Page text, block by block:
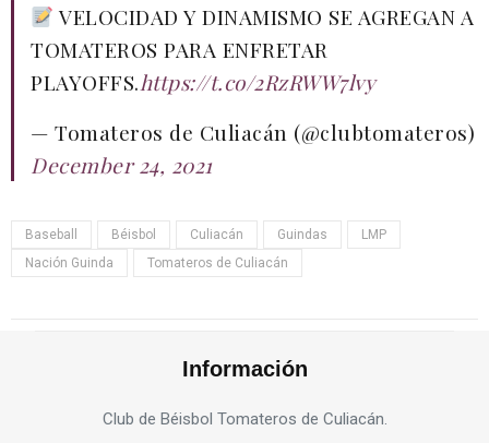
VELOCIDAD Y DINAMISMO SE AGREGAN A
TOMATEROS PARA ENFRETAR
PLAYOFFS.https://t.co/2RzRWW7lvy
— Tomateros de Culiacán (@clubtomateros)
December 24, 2021
Baseball Béisbol Culiacán Guindas
LMP
Nación Guinda
Tomateros de Culiacán
Información
Club de Béisbol Tomateros de Culiacán.